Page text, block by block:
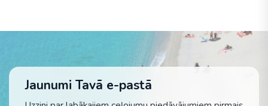
Jaunumi Tavā e-pastā